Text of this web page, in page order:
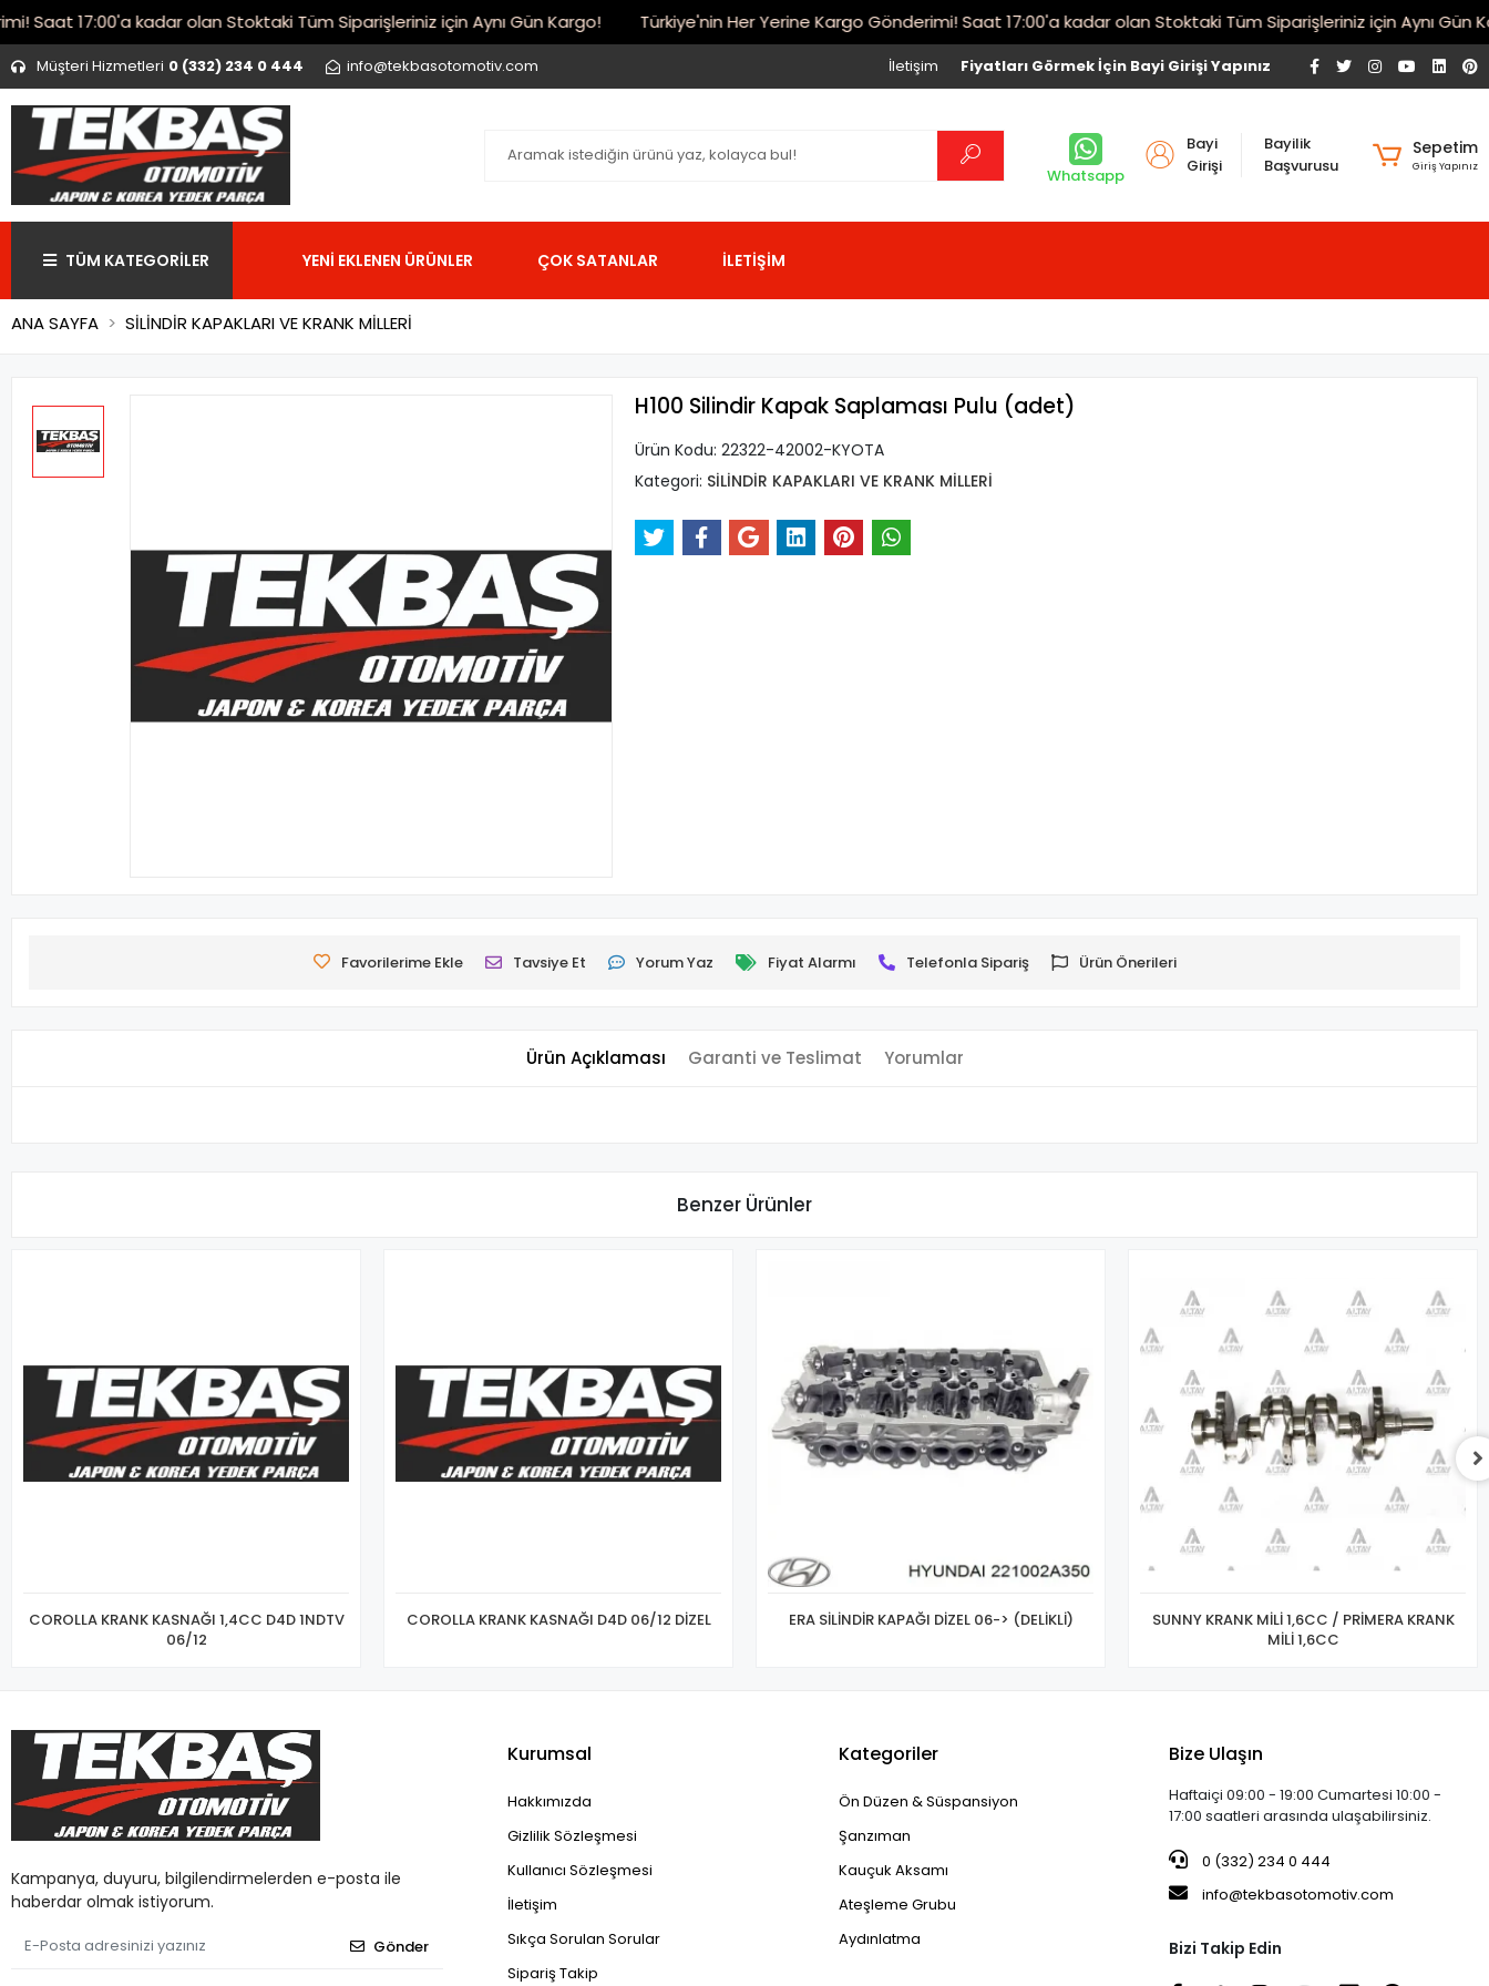
17:00'a kadar olan Stoktaki Tüm Siparişleriniz için Aynı Gün Kargo! Türkiye'nin Her Yerine Kargo Gönderimi! Saat 17:00'a kadar olan Stoktaki Tüm Siparişleriniz için Aynı Gün
Müşteri Hizmetleri 0 (332) 234 0 444 info@tekbasotomotiv.com Fiyatları Görmek İçin Bayi Girişi Yapınız
İletişim
Whatsapp
Bayi
Girişi
Bayilik
Başvurusu
Sepetim
Giriş Yapınız
TÜM KATEGORİLER YENİ EKLENEN ÜRÜNLER ÇOK SATANLAR İLETİŞİM
ANA SAYFA SİLİNDİR KAPAKLARI VE KRANK MİLLERİ
H100 Silindir Kapak Saplaması Pulu (adet)
Ürün Kodu: 22322-42002-KYOTA
Kategori: SİLİNDİR KAPAKLARI VE KRANK MİLLERİ
Favorilerime Ekle Tavsiye Et Yorum Yaz Fiyat Alarmı Telefonla Sipariş Ürün Önerileri
Ürün Açıklaması Garanti ve Teslimat Yorumlar
Benzer Ürünler
COROLLA KRANK KASNAĞI 1,4CC D4D 1NDTV
06/12
COROLLA KRANK KASNAĞI D4D 06/12 DİZEL ERA SİLİNDİR KAPAĞI DİZEL 06-> (DELİKLİ)
SUNNY KRANK MİLİ 1,6CC / PRİMERA KRANK
MİLİ 1,6CC
Kampanya, duyuru, bilgilendirmelerden e-posta ile
haberdar olmak istiyorum.
Gönder
Kurumsal
Hakkımızda
Gizlilik Sözleşmesi
Kullanıcı Sözleşmesi
İletişim
Sıkça Sorulan Sorular
Sipariş Takip
Kategoriler
Ön Düzen & Süspansiyon
Şanzıman
Kauçuk Aksamı
Ateşleme Grubu
Aydınlatma
Bize Ulaşın
Haftaiçi 09:00 - 19:00 Cumartesi 10:00 -
17:00 saatleri arasında ulaşabilirsiniz.
0 (332) 234 0 444
info@tekbasotomotiv.com
Bizi Takip Edin